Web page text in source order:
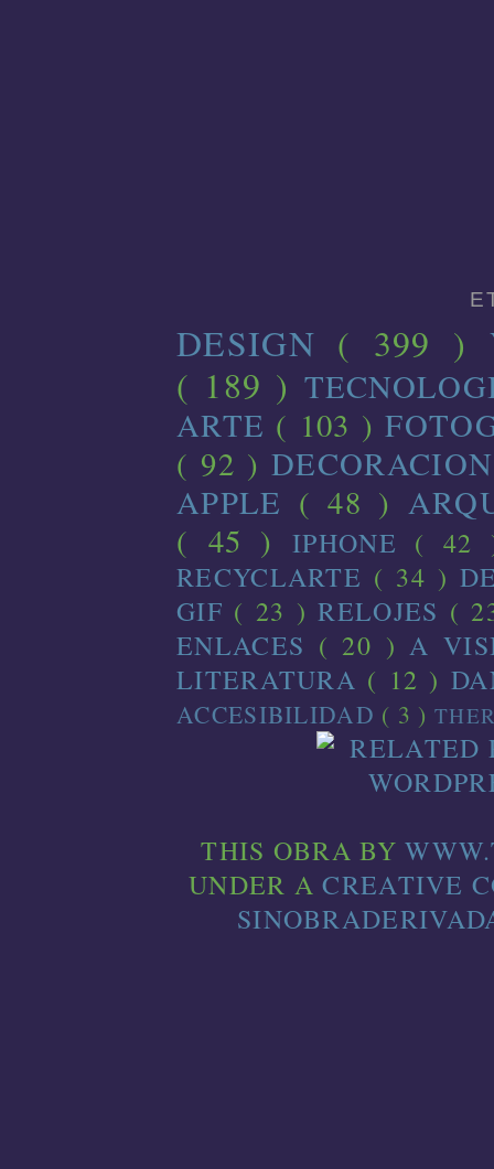
DESIGN ( 399 )
( 189 )
ARTE ( 103 )
( 92 )
APPLE ( 48 )
( 45 )IPHONE (
RECYCLARTE ( 34 )
GIF ( 23 )RELOJES (
ENLACES ( 20 )A
LITERATURA ( 12 )
ACCESIBILIDAD ( 3 )
THIS OBRA BY
UNDER ACREATIVE